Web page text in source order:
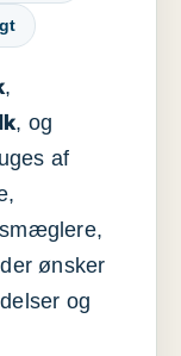
,
, og
af
ønsker
og